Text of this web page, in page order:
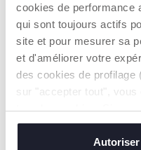
cookies de performance
qui sont toujours actifs
site et pour mesurer sa
et d'améliorer votre
des cookies de profilage
sur "accepter tout", vous
tous les cookies. Si
modifier ou révoquer le
cookies ou de certains
ACCESSOIRE -50%